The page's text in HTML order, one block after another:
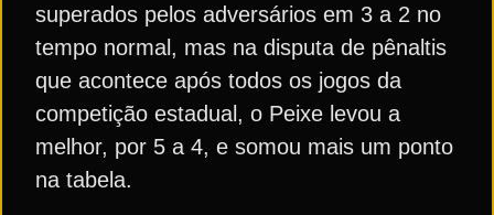
superados pelos adversários em 3 a 2 no
tempo normal, mas na disputa de pênaltis
que acontece após todos os jogos da
competição estadual, o Peixe levou a
melhor, por 5 a 4, e somou mais um ponto
na tabela.